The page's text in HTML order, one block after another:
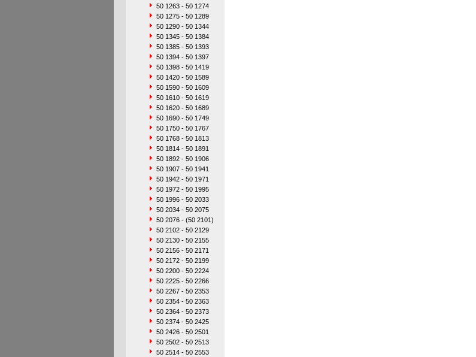
50 1263 - 50 1274
50 1275 - 50 1289
50 1290 - 50 1344
50 1345 - 50 1384
50 1385 - 50 1393
50 1394 - 50 1397
50 1398 - 50 1419
50 1420 - 50 1589
50 1590 - 50 1609
50 1610 - 50 1619
50 1620 - 50 1689
50 1690 - 50 1749
50 1750 - 50 1767
50 1768 - 50 1813
50 1814 - 50 1891
50 1892 - 50 1906
50 1907 - 50 1941
50 1942 - 50 1971
50 1972 - 50 1995
50 1996 - 50 2033
50 2034 - 50 2075
50 2076 - (50 2101)
50 2102 - 50 2129
50 2130 - 50 2155
50 2156 - 50 2171
50 2172 - 50 2199
50 2200 - 50 2224
50 2225 - 50 2266
50 2267 - 50 2353
50 2354 - 50 2363
50 2364 - 50 2373
50 2374 - 50 2425
50 2426 - 50 2501
50 2502 - 50 2513
50 2514 - 50 2553